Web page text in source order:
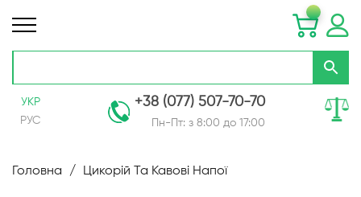
УКР
РУС
+38 (077) 507-70-70
Пн-Пт: з 8:00 до 17:00
Головна Цикорій Та Кавові Напої